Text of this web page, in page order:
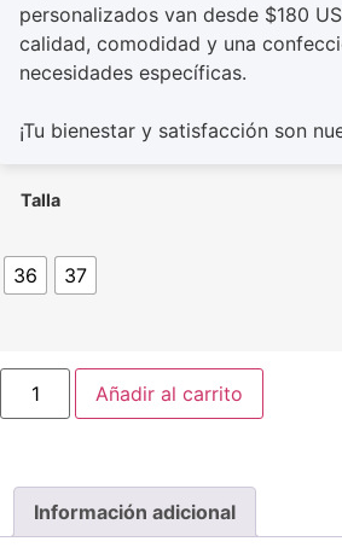
personalizados van desde $180
calidad, comodidad y una
necesidades específicas.
¡Tu bienestar y satisfacción son
Talla
36 37
Añadir al carrito
Información adicional